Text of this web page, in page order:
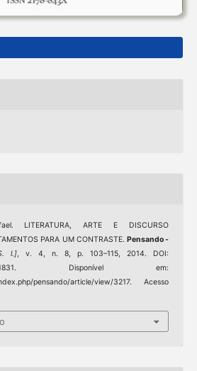
LITERATURA, ARTE E DISCURSO
PARA UM CONTRASTE. Pensando -
l.], v. 4, n. 8, p. 103–115, 2014. DOI:
Disponível em:
pensando/article/view/3217. Acesso